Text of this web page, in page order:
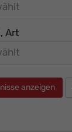
Art
anzeigen